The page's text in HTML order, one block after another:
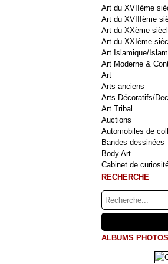
Art du XVIIème
Art du XVIIIème
Art du XXème
Art du XXIème
Art Islamique/
Art Moderne &
Art
Arts anciens
Arts Décoratifs/
Art Tribal
Auctions
Automobiles de
Bandes dessinées
Body Art
Cabinet de
RECHERCHE
ALBUMS PHOTOS